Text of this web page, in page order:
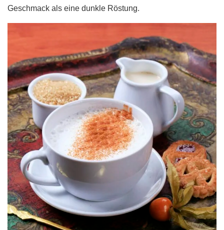
Geschmack als eine dunkle Röstung.